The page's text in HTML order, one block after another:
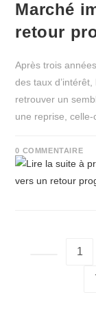
Marché
retour
Après trois
des taux
retrouver un
une reprise, celle-
0 COMMENTAIRE
1